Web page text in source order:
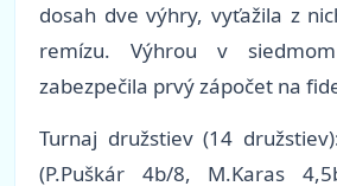
dosah dve výhry, vyťažila z
remízu. Výhrou v
zabezpečila prvý zápočet na
Turnaj družstiev (14
(P.Puškár 4b/8, M.Karas